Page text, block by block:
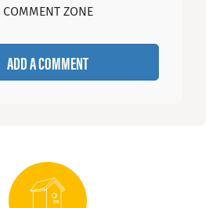
COMMENT ZONE
ADD A COMMENT